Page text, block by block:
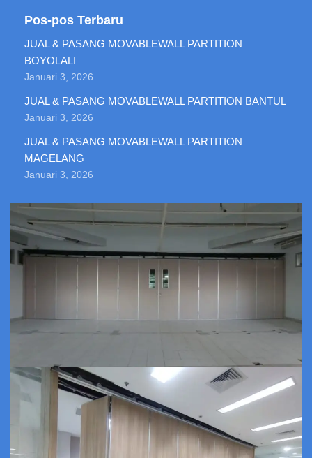
Pos-pos Terbaru
JUAL & PASANG MOVABLEWALL PARTITION
BOYOLALI
Januari 3, 2026
JUAL & PASANG MOVABLEWALL PARTITION BANTUL
Januari 3, 2026
JUAL & PASANG MOVABLEWALL PARTITION
MAGELANG
Januari 3, 2026